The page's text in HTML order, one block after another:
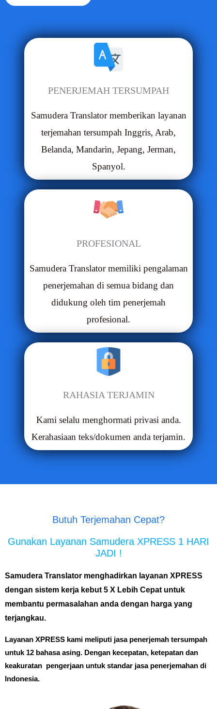
PENERJEMAH TERSUMPAH
Samudera Translator memberikan layanan
terjemahan tersumpah Inggris, Arab,
Belanda, Mandarin, Jepang, Jerman,
Spanyol.
PROFESIONAL
Samudera Translator memiliki pengalaman
penerjemahan di semua bidang dan
didukung oleh tim penerjemah
profesional.
RAHASIA TERJAMIN
Kami selalu menghormati privasi anda.
Kerahasiaan teks/dokumen anda terjamin.
Butuh Terjemahan Cepat?
Gunakan Layanan Samudera XPRESS 1 HARI
JADI !
Samudera Translator menghadirkan layanan XPRESS
dengan sistem kerja kebut 5 X Lebih Cepat untuk
membantu permasalahan anda dengan harga yang
terjangkau.
Layanan XPRESS kami meliputi jasa penerjemah tersumpah
untuk 12 bahasa asing. Dengan kecepatan, ketepatan dan
keakuratan pengerjaan untuk standar jasa penerjemahan di
Indonesia.